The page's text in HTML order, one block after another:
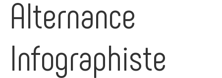
Alternance
Infographiste